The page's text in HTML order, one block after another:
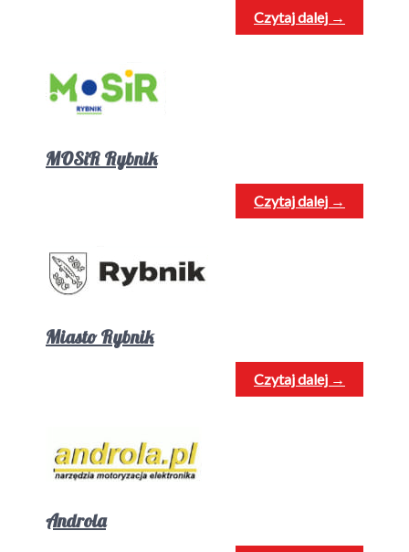
Czytaj dalej →
MOSiR Rybnik
Czytaj dalej →
Miasto Rybnik
Czytaj dalej →
Androla